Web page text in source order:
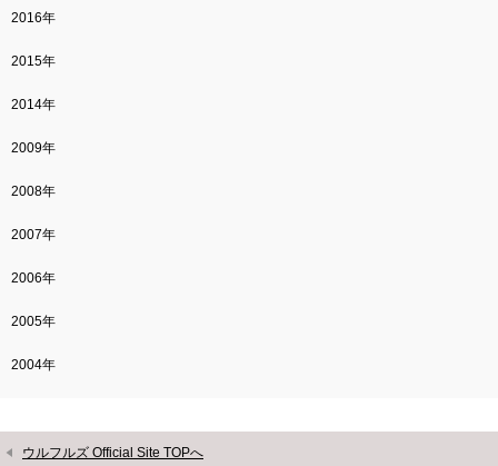
2016年
2015年
2014年
2009年
2008年
2007年
2006年
2005年
2004年
ウルフルズ Official Site TOPへ